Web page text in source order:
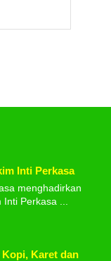
Inti Perkasa
menghadirkan
Perkasa ...
Karet dan